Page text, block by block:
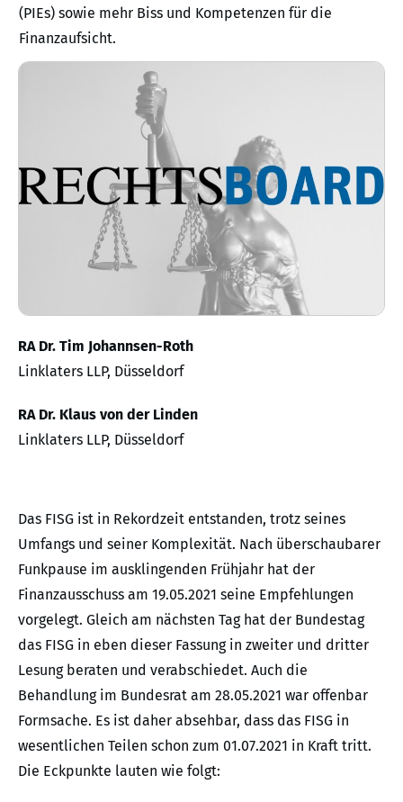
(PIEs) sowie mehr Biss und Kompetenzen für die
Finanzaufsicht.
RA Dr. Tim Johannsen-Roth
Linklaters LLP, Düsseldorf
RA Dr. Klaus von der Linden
Linklaters LLP, Düsseldorf
Das FISG ist in Rekordzeit entstanden, trotz seines
Umfangs und seiner Komplexität. Nach überschaubarer
Funkpause im ausklingenden Frühjahr hat der
Finanzausschuss am 19.05.2021 seine Empfehlungen
vorgelegt. Gleich am nächsten Tag hat der Bundestag
das FISG in eben dieser Fassung in zweiter und dritter
Lesung beraten und verabschiedet. Auch die
Behandlung im Bundesrat am 28.05.2021 war offenbar
Formsache. Es ist daher absehbar, dass das FISG in
wesentlichen Teilen schon zum 01.07.2021 in Kraft tritt.
Die Eckpunkte lauten wie folgt: